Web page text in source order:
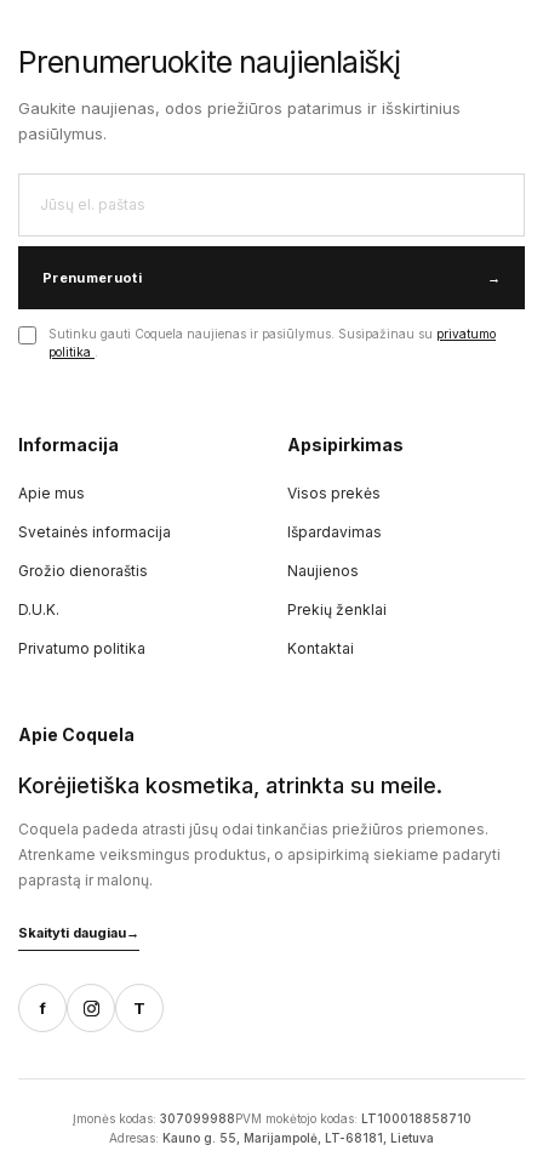
Prenumeruokite naujienlaiškį
Gaukite naujienas, odos priežiūros patarimus ir išskirtinius
pasiūlymus.
Prenumeruoti →
Sutinku gauti Coquela naujienas ir pasiūlymus. Susipažinau su privatumo
politika
Informacija
Apie mus
Svetainės informacija
Grožio dienoraštis
D.U.K.
Privatumo politika
Apsipirkimas
Visos prekės
Išpardavimas
Naujienos
Prekių ženklai
Kontaktai
Apie Coquela
Korėjietiška kosmetika, atrinkta su meile.
Coquela padeda atrasti jūsų odai tinkančias priežiūros priemones.
Atrenkame veiksmingus produktus, o apsipirkimą siekiame padaryti
paprastą ir malonų.
Skaityti daugiau→
f T
Įmonės kodas: 307099988 PVM mokėtojo kodas:
LT100018858710
Adresas: Kauno g. 55, Marijampolė, LT-68181, Lietuva